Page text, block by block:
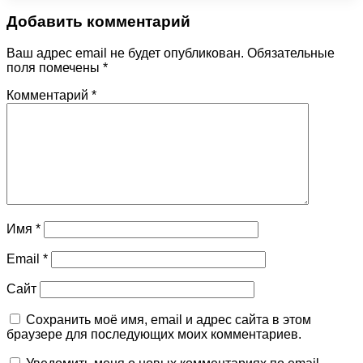
Добавить комментарий
Ваш адрес email не будет опубликован. Обязательные
поля помечены *
Комментарий *
Имя *
Email *
Сайт
Сохранить моё имя, email и адрес сайта в этом
браузере для последующих моих комментариев.